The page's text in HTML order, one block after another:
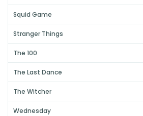
Squid Game
Stranger Things
The 100
The Last Dance
The Witcher
Wednesday